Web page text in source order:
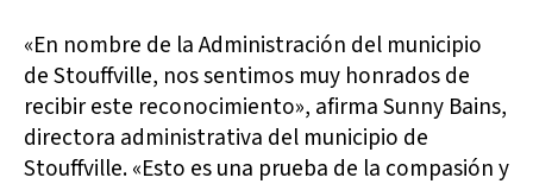
«En nombre de la Administración del municipio
de Stouffville, nos sentimos muy honrados de
recibir este reconocimiento», afirma Sunny Bains,
directora administrativa del municipio de
Stouffville. «Esto es una prueba de la compasión y